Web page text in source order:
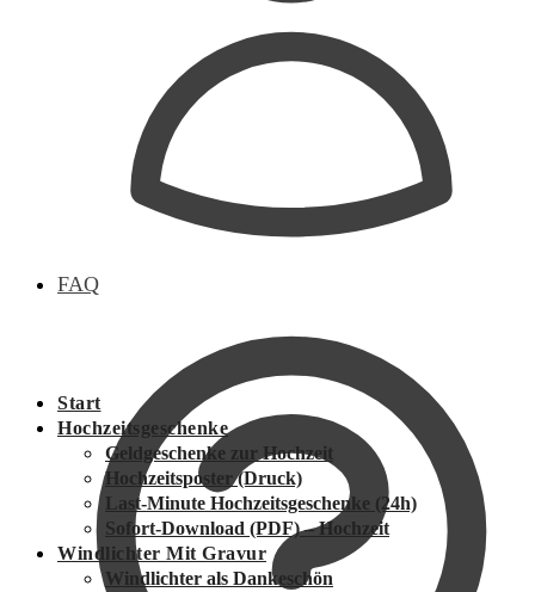
FAQ
Start
Hochzeitsgeschenke
Geldgeschenke zur Hochzeit
Hochzeitsposter (Druck)
Last-Minute Hochzeitsgeschenke (24h)
Sofort-Download (PDF) – Hochzeit
Windlichter Mit Gravur
Windlichter als Dankeschön